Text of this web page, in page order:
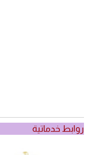
روابط خدماتية